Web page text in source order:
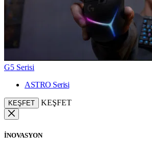
G5 Serisi
ASTRO Serisi
KEŞFET KEŞFET
İNOVASYON